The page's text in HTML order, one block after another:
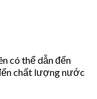
có thể dẫn đến
chất lượng nước